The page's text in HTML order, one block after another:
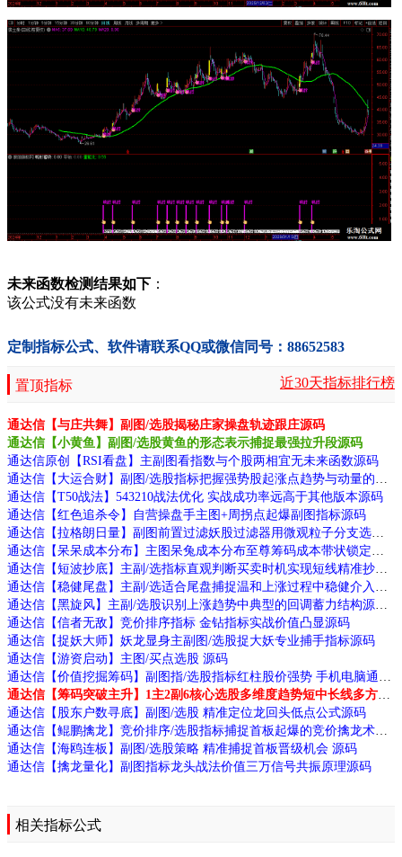
QXS:=NOT(CODELIKE('4'));
QKC:=NOT(CODELIKE('688'));
QST:=IF(NAMELIKE('S'),0,1);
QXX:=IF(NAMELIKE('*'),0,1);
QBJ:=NOT(CODELIKE('8'));
QJJ:=NOT(CODELIKE('9'));
QJ:=NOT(CODELIKE('3'));
ABCD:=QXS AND QST AND QKC AND QXX AND QBJ AND QJJ AND
XG:A1 AND A2 AND ABCD;
未来函数检测结果如下 ：
该公式没有未来函数
定制指标公式、软件请联系QQ或微信同号：88652583
置顶指标 近30天指标排行榜
通达信【与庄共舞】副图/选股揭秘庄家操盘轨迹跟庄源码
通达信【小黄鱼】副图/选股黄鱼的形态表示捕捉最强拉升段源码
通达信原创【RSI看盘】主副图看指数与个股两相宜无未来函数源码
通达信【大运合财】副图/选股指标把握强势股起涨点趋势与动量的多维验证源码
通达信【T50战法】543210战法优化 实战成功率远高于其他版本源码
通达信【红色追杀令】自营操盘手主图+周拐点起爆副图指标源码
通达信【拉格朗日量】副图前置过滤妖股过滤器用微观粒子分支选股源码
通达信【呆呆成本分布】主图呆兔成本分布至尊筹码成本带状锁定主力筹码高低点源码
通达信【短波抄底】主副/选指标直观判断买卖时机实现短线精准抄底源码
通达信【稳健尾盘】主副/选适合尾盘捕捉温和上涨过程中稳健介入机会源码
通达信【黑旋风】主副/选股识别上涨趋势中典型的回调蓄力结构源码
通达信【信者无敌】竞价排序指标 金钻指标实战价值凸显源码
通达信【捉妖大师】妖龙显身主副图/选股捉大妖专业捕手指标源码
通达信【游资启动】主图/买点选股 源码
通达信【价值挖掘筹码】副图指/选股指标红柱股价强势 手机电脑通用无未来函数
通达信【筹码突破主升】1主2副6核心选股多维度趋势短中长线多方位跟踪系统源码
通达信【股东户数寻底】副图/选股 精准定位龙回头低点公式源码
通达信【鲲鹏擒龙】竞价排序/选股指标捕捉首板起爆的竞价擒龙术源码
通达信【海鸥连板】副图/选股策略 精准捕捉首板晋级机会 源码
通达信【擒龙量化】副图指标龙头战法价值三万信号共振原理源码
相关指标公式